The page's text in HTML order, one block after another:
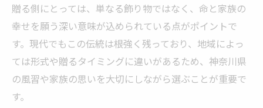
贈る側にとっては、単なる飾り物ではなく、命と家族の
幸せを願う深い意味が込められている点がポイントで
す。現代でもこの伝統は根強く残っており、地域によっ
ては形式や贈るタイミングに違いがあるため、神奈川県
の風習や家族の思いを大切にしながら選ぶことが重要で
す。